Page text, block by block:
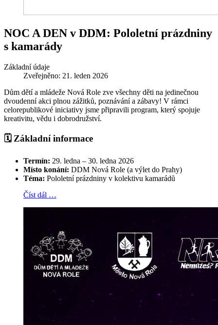
NOC A DEN v DDM: Pololetní prázdniny
s kamarády
Základní údaje
Zveřejněno: 21. leden 2026
Dům dětí a mládeže Nová Role zve všechny děti na jedinečnou
dvoudenní akci plnou zážitků, poznávání a zábavy! V rámci
celorepublikové iniciativy jsme připravili program, který spojuje
kreativitu, vědu i dobrodružství.
🗓️ Základní informace
Termín: 29. ledna – 30. ledna 2026
Místo konání: DDM Nová Role (a výlet do Prahy)
Téma: Pololetní prázdniny v kolektivu kamarádů
Číst dál …